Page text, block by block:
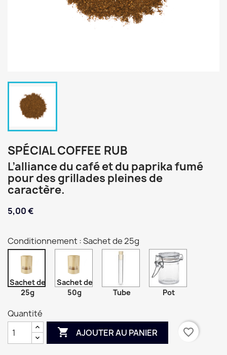
SPÉCIAL COFFEE RUB
L’alliance du café et du paprika fumé
pour des grillades pleines de
caractère.
5,00 €
Conditionnement : Sachet de 25g
Sachet de
25g
Sachet de
50g
Tube Pot
Quantité
 AJOUTER AU PANIER favorite_border